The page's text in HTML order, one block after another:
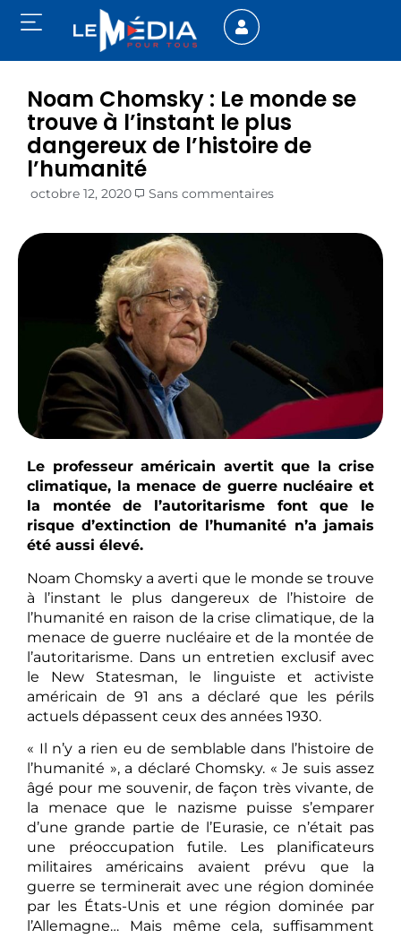
Noam Chomsky : Le monde se
trouve à l’instant le plus
dangereux de l’histoire de
l’humanité
octobre 12, 2020 Sans commentaires
Le professeur américain avertit que la crise
climatique, la menace de guerre nucléaire et
la montée de l’autoritarisme font que le
risque d’extinction de l’humanité n’a jamais
été aussi élevé.
Noam Chomsky a averti que le monde se trouve
à l’instant le plus dangereux de l’histoire de
l’humanité en raison de la crise climatique, de la
menace de guerre nucléaire et de la montée de
l’autoritarisme. Dans un entretien exclusif avec
le New Statesman, le linguiste et activiste
américain de 91 ans a déclaré que les périls
actuels dépassent ceux des années 1930.
« Il n’y a rien eu de semblable dans l’histoire de
l’humanité », a déclaré Chomsky. « Je suis assez
âgé pour me souvenir, de façon très vivante, de
la menace que le nazisme puisse s’emparer
d’une grande partie de l’Eurasie, ce n’était pas
une préoccupation futile. Les planificateurs
militaires américains avaient prévu que la
guerre se terminerait avec une région dominée
par les États-Unis et une région dominée par
l’Allemagne… Mais même cela, suffisamment